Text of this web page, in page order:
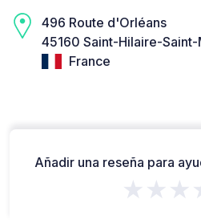
496 Route d'Orléans
45160 Saint-Hilaire-Saint-
France
Añadir una reseña para